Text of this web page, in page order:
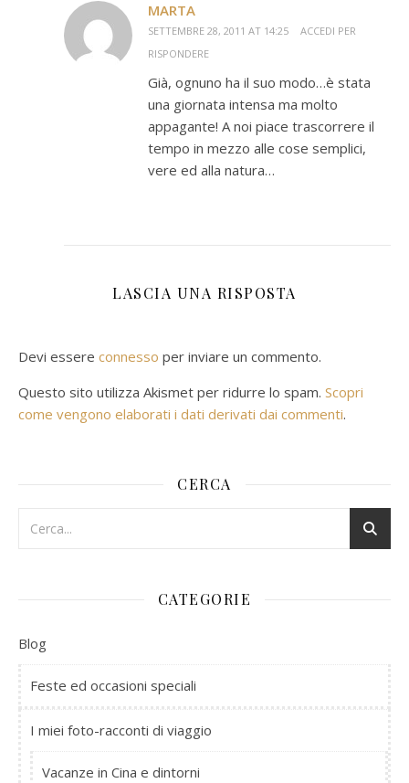
MARTA
SETTEMBRE 28, 2011 AT 14:25
ACCEDI PER
RISPONDERE
Già, ognuno ha il suo modo…è stata
una giornata intensa ma molto
appagante! A noi piace trascorrere il
tempo in mezzo alle cose semplici,
vere ed alla natura…
LASCIA UNA RISPOSTA
Devi essere connesso per inviare un commento.
Questo sito utilizza Akismet per ridurre lo spam. Scopri
come vengono elaborati i dati derivati dai commenti.
CERCA
CATEGORIE
Blog
Feste ed occasioni speciali
I miei foto-racconti di viaggio
Vacanze in Cina e dintorni